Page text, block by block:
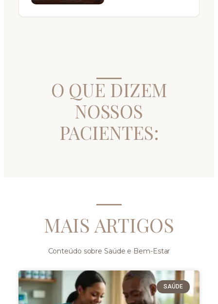
O QUE DIZEM
NOSSOS
PACIENTES:
MAIS ARTIGOS
Conteúdo sobre Saúde e Bem-Estar
SAÚDE